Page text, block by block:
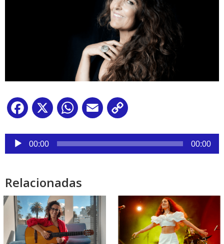
Facebook
X WhatsApp
Email
Reproductor
audio
00:00 00:00
Relacionadas